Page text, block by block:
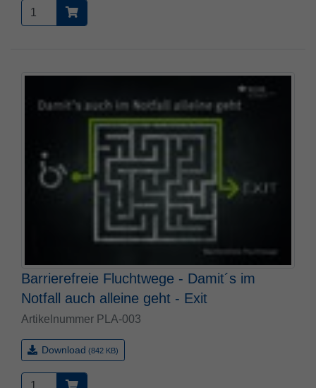
Barrierefreie Fluchtwege - Damit´s im
Notfall auch alleine geht - Exit
Artikelnummer PLA-003
Download (842 KB)